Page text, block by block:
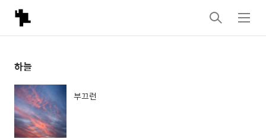
검
색
메
뉴
하늘
부끄런